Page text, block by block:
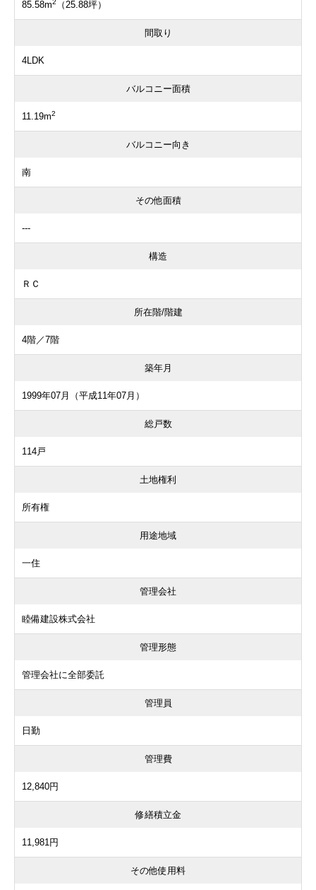
85.58m （25.88坪）
間取り
4LDK
バルコニー面積
11.19m2
バルコニー向き
南
その他面積
---
構造
ＲＣ
所在階/階建
4階／7階
築年月
1999年07月（平成11年07月）
総戸数
114戸
土地権利
所有権
用途地域
一住
管理会社
睦備建設株式会社
管理形態
管理会社に全部委託
管理員
日勤
管理費
12,840円
修繕積立金
11,981円
その他使用料